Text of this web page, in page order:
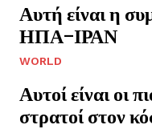
Αυτή είναι η
ΗΠΑ–ΙΡΑΝ
WORLD
Αυτοί είναι οι
στρατοί στον